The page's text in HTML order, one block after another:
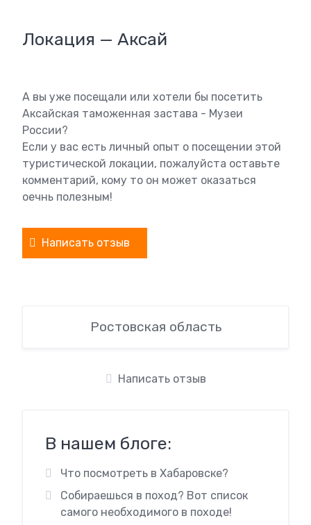
Локация — Аксай
А вы уже посещали или хотели бы посетить
Аксайская таможенная застава - Музеи
России?
Если у вас есть личный опыт о посещении этой
туристической локации, пожалуйста оставьте
комментарий, кому то он может оказаться
оечнь полезным!
Написать отзыв
Ростовская область
Написать отзыв
В нашем блоге:
Что посмотреть в Хабаровске?
Собираешься в поход? Вот список
самого необходимого в походе!